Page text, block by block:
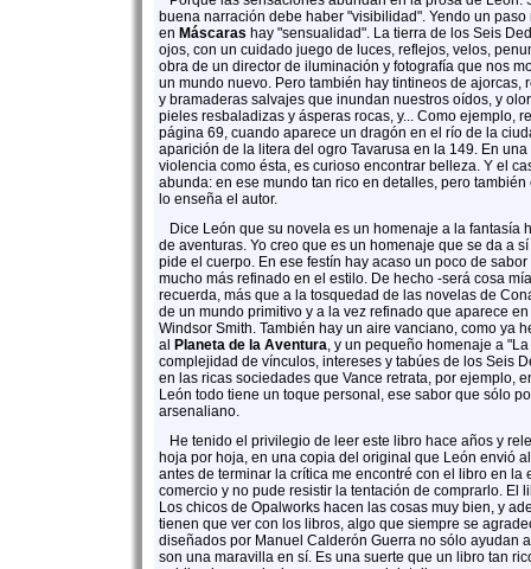
buena narración debe haber "visibilidad". Yendo un
en Máscaras hay "sensualidad". La tierra de los Seis
ojos, con un cuidado juego de luces, reflejos, velos,
obra de un director de iluminación y fotografía que nos
un mundo nuevo. Pero también hay tintineos de ajorcas,
y bramaderas salvajes que inundan nuestros oídos, y
pieles resbaladizas y ásperas rocas, y... Como ejemplo,
página 69, cuando aparece un dragón en el río de la
aparición de la litera del ogro Tavarusa en la 149. En
violencia como ésta, es curioso encontrar belleza. Y el
abunda: en ese mundo tan rico en detalles, pero
lo enseña el autor.
Dice León que su novela es un homenaje a la fantasía
de aventuras. Yo creo que es un homenaje que se da a
pide el cuerpo. En ese festín hay acaso un poco de
mucho más refinado en el estilo. De hecho -será cosa
recuerda, más que a la tosquedad de las novelas de
de un mundo primitivo y a la vez refinado que aparece
Windsor Smith. También hay un aire vanciano, como ya
al Planeta de la Aventura, y un pequeño homenaje a
complejidad de vínculos, intereses y tabúes de los Seis
en las ricas sociedades que Vance retrata, por ejemplo,
León todo tiene un toque personal, ese sabor que sólo
arsenaliano.
He tenido el privilegio de leer este libro hace años y
hoja por hoja, en una copia del original que León envió
antes de terminar la crítica me encontré con el libro en la
comercio y no pude resistir la tentación de comprarlo. El
Los chicos de Opalworks hacen las cosas muy bien, y
tienen que ver con los libros, algo que siempre se
diseñados por Manuel Calderón Guerra no sólo ayudan
son una maravilla en sí. Es una suerte que un libro tan